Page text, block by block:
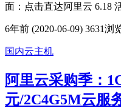
面：点击直达阿里云 6.18
6年前 (2020-06-09) 3631浏
国内云主机
阿里云采购季：
元/2C4G5M云服